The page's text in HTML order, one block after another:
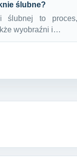
ślubne?
ślubnej to
wyobraźni i…